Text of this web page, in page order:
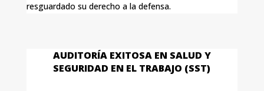
resguardado su derecho a la defensa.
AUDITORÍA EXITOSA EN SALUD Y
SEGURIDAD EN EL TRABAJO (SST)